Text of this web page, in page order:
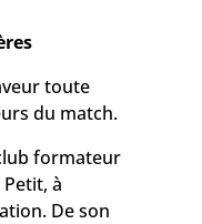
toute
du match.
formateur
à
De son